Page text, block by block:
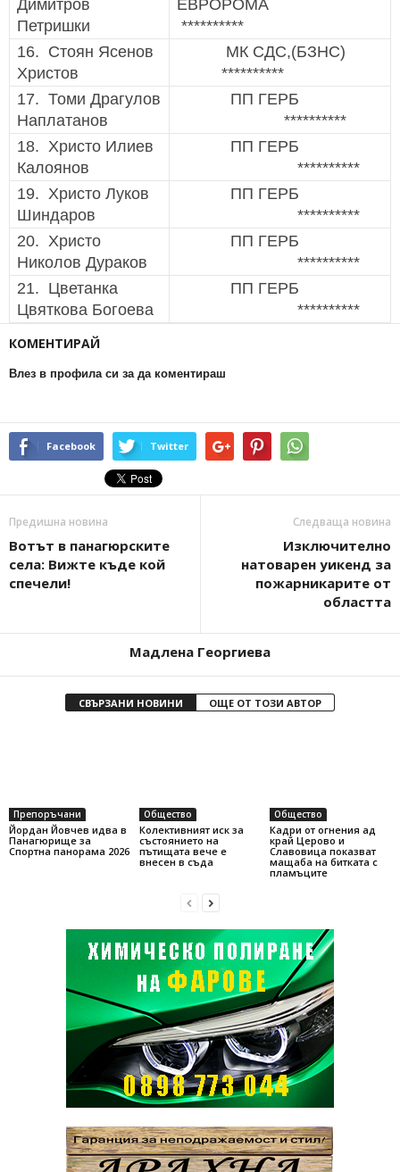
Димитров
Петришки
ЕВРОРОМА
**********
16. Стоян Ясенов
Христов
МК СДС,(БЗНС)
**********
17. Томи Драгулов
Наплатанов
ПП ГЕРБ
**********
18. Христо Илиев
Калоянов
ПП ГЕРБ
**********
19. Христо Луков
Шиндаров
ПП ГЕРБ
**********
20. Христо
Николов Дураков
ПП ГЕРБ
**********
21. Цветанка
Цвяткова Богоева
ПП ГЕРБ
**********
КОМЕНТИРАЙ
Влез в профила си за да коментираш
Facebook Twitter
Предишна новина
Вотът в панагюрските
села: Вижте къде кой
спечели!
Следваща новина
Изключително
натоварен уикенд за
пожарникарите от
областта
Мадлена Георгиева
СВЪРЗАНИ НОВИНИ ОЩЕ ОТ ТОЗИ АВТОР
Препоръчани
Йордан Йовчев идва в
Панагюрище за
Спортна панорама 2026
Общество
Колективният иск за
състоянието на
пътищата вече е
внесен в съда
Общество
Кадри от огнения ад
край Церово и
Славовица показват
мащаба на битката с
пламъците